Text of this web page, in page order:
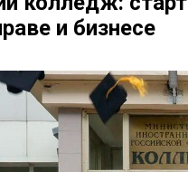
и бизнесе